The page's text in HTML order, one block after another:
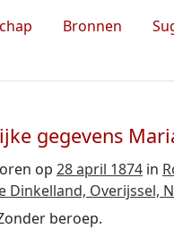
Bronnen
gegevens
op 28 april 1874 in
Dinkelland, Overijssel,
beroep.